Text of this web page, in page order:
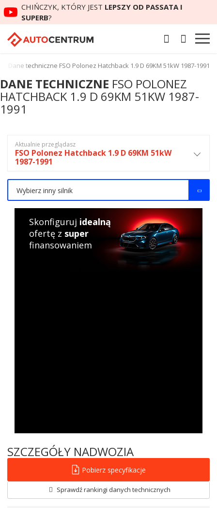
CHIŃCZYK, KTÓRY JEST LEPSZY OD PASSATA I
SUPERB?
Dane techniczne FSO Polonez Hatchback 1.9 D 69KM 51kW 1987-1991
DANE TECHNICZNE FSO POLONEZ
HATCHBACK 1.9 D 69KM 51KW 1987-
1991
SZCZEGÓŁY NADWOZIA
Pobierz specyfikacje
Sprawdź rankingi danych technicznych
Aktualnie przeglądasz
FSO Polonez Hatchback 1.9 D 69KM 51kW
1987-1991
Wybierz inny silnik
Skonfiguruj idealną
ofertę z super
finansowaniem